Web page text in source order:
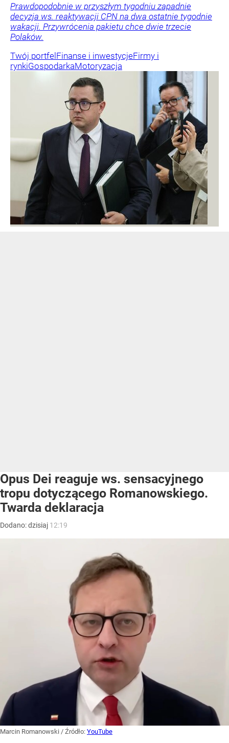
Prawdopodobnie w przyszłym tygodniu zapadnie
decyzja ws. reaktywacji CPN na dwa ostatnie tygodnie
wakacji. Przywrócenia pakietu chce dwie trzecie
Polaków.
Twój portfelFinanse i inwestycjeFirmy i
rynkiGospodarkaMotoryzacja
Opus Dei reaguje ws. sensacyjnego
tropu dotyczącego Romanowskiego.
Twarda deklaracja
Dodano:dzisiaj 12:19
Marcin Romanowski / Źródło: YouTube